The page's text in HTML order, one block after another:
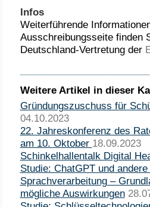
Infos
Weiterführende
Ausschreibungsseite finden
Deutschland-Vertretung der
Weitere Artikel in dieser
Gründungszuschuss für
04.10.2023
22. Jahreskonferenz des
am 10. Oktober 18.09.2023
Schinkelhallentalk Digital
Studie: ChatGPT und
Sprachverarbeitung –
mögliche Auswirkungen